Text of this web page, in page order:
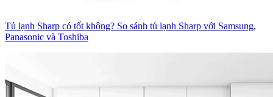
Tủ lạnh Sharp có tốt không? So sánh tủ lạnh Sharp với Samsung,
Panasonic và Toshiba